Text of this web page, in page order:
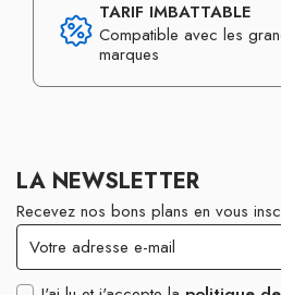
TARIF IMBATTABLE
Compatible avec les
marques
LA NEWSLETTER
Recevez nos bons plans en vous